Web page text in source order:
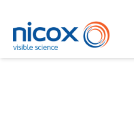
Nicox